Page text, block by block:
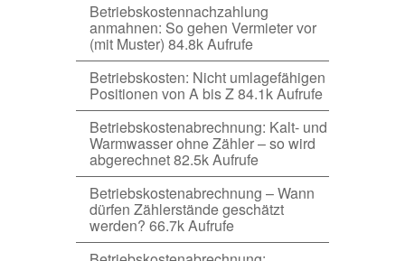
Betriebskostennachzahlung
anmahnen: So gehen Vermieter vor
(mit Muster) 84.8k Aufrufe
Betriebskosten: Nicht umlagefähigen
Positionen von A bis Z84.1k Aufrufe
Betriebskostenabrechnung: Kalt- und
Warmwasser ohne Zähler – so wird
abgerechnet82.5k Aufrufe
Betriebskostenabrechnung – Wann
dürfen Zählerstände geschätzt
werden? 66.7k Aufrufe